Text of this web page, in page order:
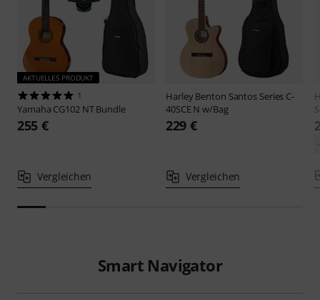
AKTUELLES PRODUKT
1
Yamaha CG102 NT Bundle
255 €
Vergleichen
Harley Benton Santos Series C-
40SCE N w/Bag
229 €
Vergleichen
Smart Navigator